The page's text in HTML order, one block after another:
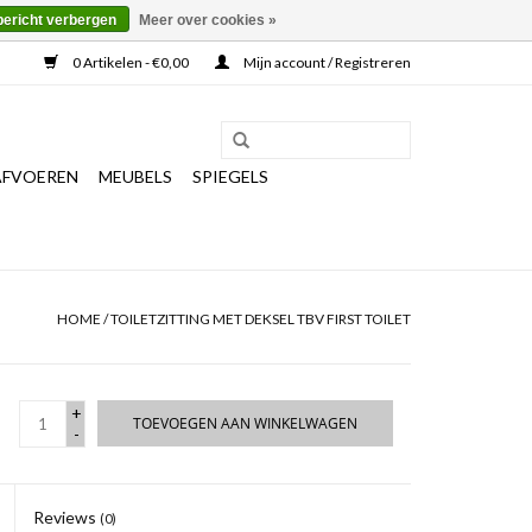
0 Artikelen - €0,00 Mijn account / Registreren
MEUBELS SPIEGELS
HOME /TOILETZITTING MET DEKSEL TBV FIRST TOILET
+
-
TOEVOEGEN AAN WINKELWAGEN
Reviews (0)
verbergen Meer over cookies »